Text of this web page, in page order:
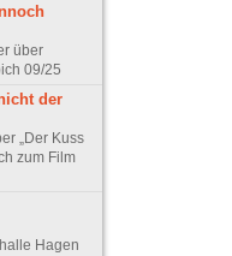
über
09/25
der
„Der Kuss
zum Film
Hagen